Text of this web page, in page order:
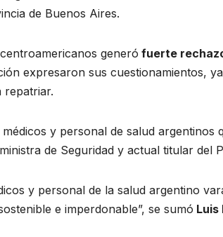
de Buenos Aires.
generó fuerte
expresaron sus cuestionamientos,
repatriar.
y personal de salud argentinos
de Seguridad y actual titular del
y personal de la salud argentino
e imperdonable”, se sumó Luis